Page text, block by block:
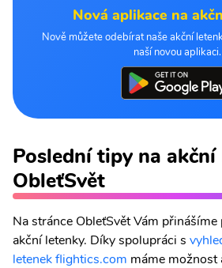
Nová aplikace na
Nově můžete odebírat naše akční
naší novou aplikaci.
Poslední tipy na
ObleťSvět
Na stránce ObleťSvět Vám
akční letenky. Díky spolupráci s
letenek flightics.com máme možnost